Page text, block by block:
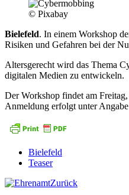
© Pixabay
Bielefeld. In einem Workshop
Risiken und Gefahren bei der
Altersgerecht wird das Thema
digitalen Medien zu entwickeln.
Der Workshop findet am
Anmeldung erfolgt unter
Bielefeld
Teaser
Zurück